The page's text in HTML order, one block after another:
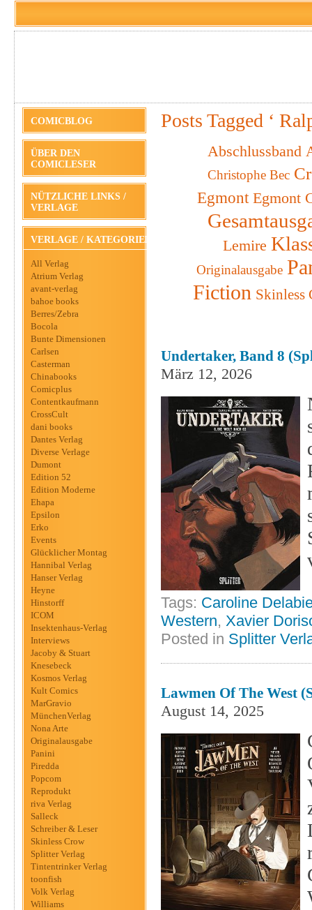
COMICBLOG
ÜBER DEN
COMICLESER
NÜTZLICHE LINKS /
VERLAGE
VERLAGE / KATEGORIEN
All Verlag
Atrium Verlag
avant-verlag
bahoe books
Berres/Zebra
Bocola
Bunte Dimensionen
Carlsen
Casterman
Chinabooks
Comicplus
Contentkaufmann
CrossCult
dani books
Dantes Verlag
Diverse Verlage
Dumont
Edition 52
Edition Moderne
Ehapa
Epsilon
Erko
Events
Glücklicher Montag
Hannibal Verlag
Hanser Verlag
Heyne
Hinstorff
ICOM
Insektenhaus-Verlag
Interviews
Jacoby & Stuart
Knesebeck
Kosmos Verlag
Kult Comics
MarGravio
MünchenVerlag
Nona Arte
Originalausgabe
Panini
Piredda
Popcom
Reprodukt
riva Verlag
Salleck
Schreiber & Leser
Skinless Crow
Splitter Verlag
Tintentrinker Verlag
toonfish
Volk Verlag
Williams
Posts Tagged ‘
Abschlussband
Christophe Bec
Egmont Egmont
Lemire
Originalausgabe
Fiction Skinless
Undertaker, Band 8
März 12, 2026
Tags: Caroline
Western, Xavier
Posted in Splitter
Lawmen Of The West
August 14, 2025